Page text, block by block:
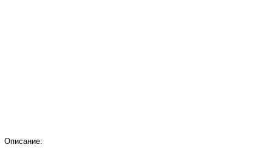
Описание: